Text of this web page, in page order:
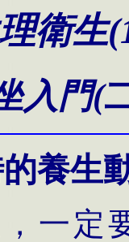
衛生
入門(
養生
一定